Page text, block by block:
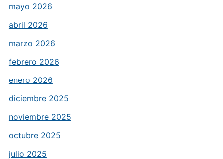
mayo 2026
abril 2026
marzo 2026
febrero 2026
enero 2026
diciembre 2025
noviembre 2025
octubre 2025
julio 2025